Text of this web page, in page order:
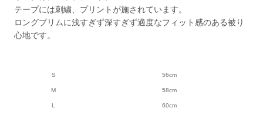
テープには刺繍、プリントが施されています。
ロングブリムに浅すぎず深すぎず適度なフィット感のある被り
心地です。
S 56cm
M 58cm
L 60cm